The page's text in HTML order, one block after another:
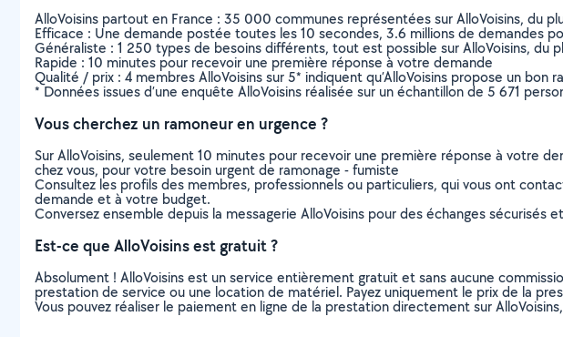
AlloVoisins partout en France : 35 000 communes représentées sur AlloVoisins, du
Efficace : Une demande postée toutes les 10 secondes, 3.6 millions de demandes
Généraliste : 1 250 types de besoins différents, tout est possible sur AlloVoisins, du
Rapide : 10 minutes pour recevoir une première réponse à votre demande
Qualité / prix : 4 membres AlloVoisins sur 5* indiquent qu’AlloVoisins propose un bon
* Données issues d’une enquête AlloVoisins réalisée sur un échantillon de 5 671
Vous cherchez un ramoneur en urgence ?
Sur AlloVoisins, seulement 10 minutes pour recevoir une première réponse à votre
chez vous, pour votre besoin urgent de ramonage - fumiste
Consultez les profils des membres, professionnels ou particuliers, qui vous ont
demande et à votre budget.
Conversez ensemble depuis la messagerie AlloVoisins pour des échanges sécurisés
Est-ce que AlloVoisins est gratuit ?
Absolument ! AlloVoisins est un service entièrement gratuit et sans aucune
prestation de service ou une location de matériel. Payez uniquement le prix de la
Vous pouvez réaliser le paiement en ligne de la prestation directement sur